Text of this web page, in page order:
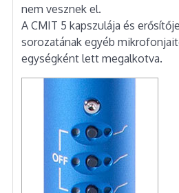
nem vesznek el.
A CMIT 5 kapszulája és
sorozatának egyéb
egységként lett megalkotva.